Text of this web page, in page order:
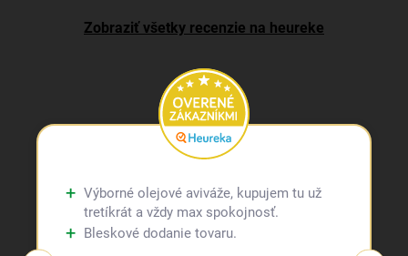
Zobraziť všetky recenzie na heureke
Výborné olejové aviváže, kupujem tu už
tretíkrát a vždy max spokojnosť.
Bleskové dodanie tovaru.